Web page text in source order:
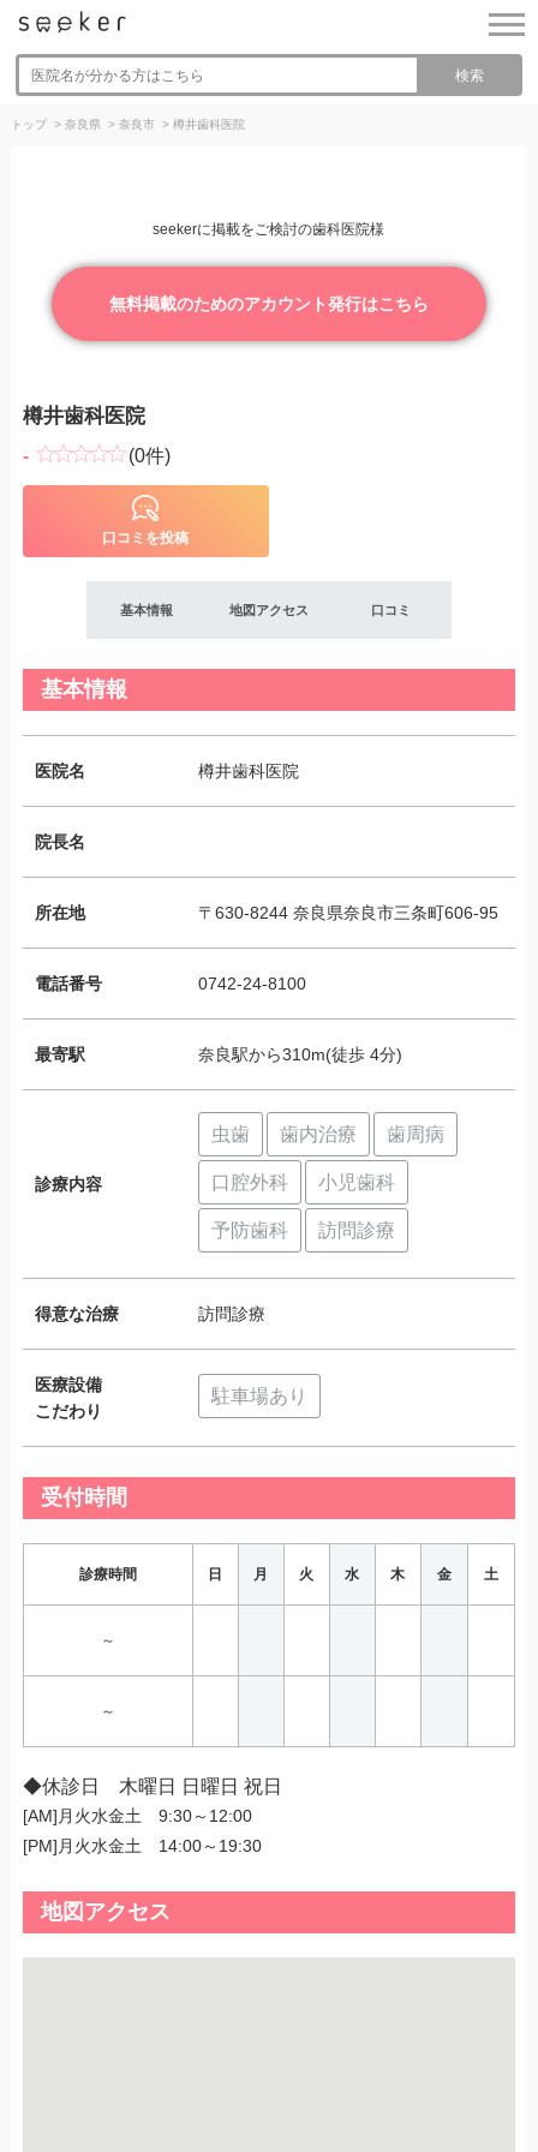
検索
トップ > 奈良県 > 奈良市 > 樽井歯科医院
seekerに掲載をご検討の歯科医院様
無料掲載のためのアカウント発行はこちら
樽井歯科医院
- (0件)
口コミを投稿
基本情報 地図アクセス 口コミ
基本情報
医院名 樽井歯科医院
院長名
所在地 〒630-8244 奈良県奈良市三条町606-95
電話番号 0742-24-8100
最寄駅 奈良駅から310m(徒歩 4分)
診療内容
虫歯 歯内治療 歯周病
口腔外科 小児歯科
予防歯科 訪問診療
得意な治療 訪問診療
医療設備
こだわり
駐車場あり
受付時間
診療時間 日 月 火 水 木 金 土
～
～
◆休診日 木曜日 日曜日 祝日
[AM]月火水金土 9:30～12:00
[PM]月火水金土 14:00～19:30
地図アクセス